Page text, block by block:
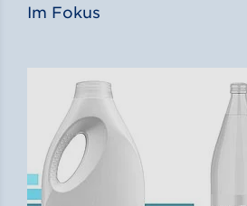
Im Fokus